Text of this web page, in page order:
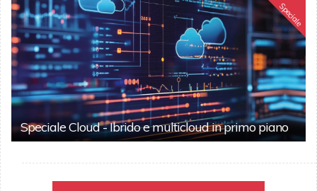
Speciale
Speciale Cloud - Ibrido e multicloud in primo piano